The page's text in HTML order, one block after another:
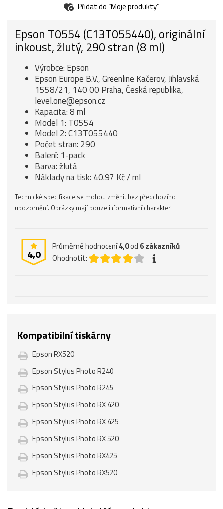
Přidat do “Moje produkty”
Epson T0554 (C13T055440), originální
inkoust, žlutý, 290 stran (8 ml)
Výrobce: Epson
Epson Europe B.V., Greenline Kačerov, Jihlavská
1558/21, 140 00 Praha, Česká republika,
level.one@epson.cz
Kapacita: 8 ml
Model 1: T0554
Model 2: C13T055440
Počet stran: 290
Balení: 1-pack
Barva: žlutá
Náklady na tisk: 40.97 Kč / ml
Technické specifikace se mohou změnit bez předchozího
upozornění. Obrázky mají pouze informativní charakter.
4,0
Průměrné hodnocení4,0od 6zákazníků
Ohodnotit:
Kompatibilní tiskárny
Epson RX520
Epson Stylus Photo R240
Epson Stylus Photo R245
Epson Stylus Photo RX 420
Epson Stylus Photo RX 425
Epson Stylus Photo RX 520
Epson Stylus Photo RX425
Epson Stylus Photo RX520